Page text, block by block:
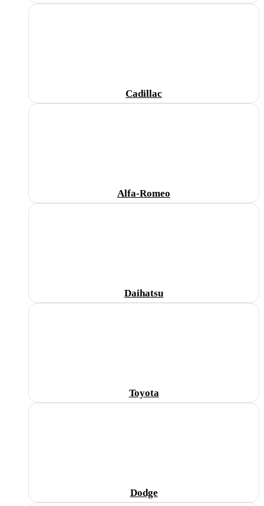
Cadillac
Alfa-Romeo
Daihatsu
Toyota
Dodge